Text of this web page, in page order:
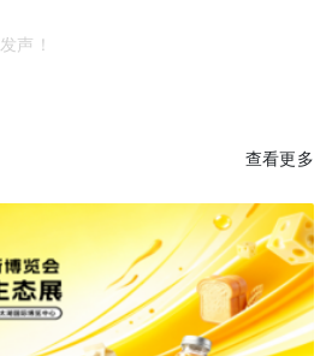
声！
查看更多